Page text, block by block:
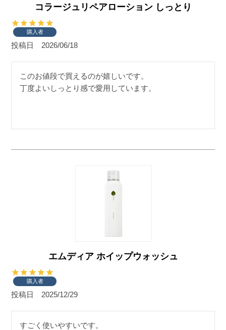
コラージュリペアローション しっとり
購入者
投稿日 2026/06/18
このお値段で買えるのが嬉しいです。
丁度よいしっとり感で愛用しています。
エムディア ホイップウォッシュ
購入者
投稿日 2025/12/29
すごく使いやすいです。